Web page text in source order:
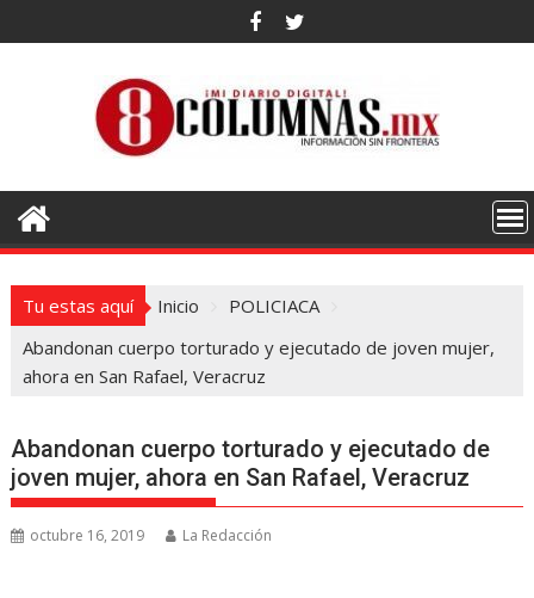
al
Tu estas aquí Inicio
POLICIACA
Abandonan cuerpo torturado y ejecutado de joven mujer,
ahora en San Rafael, Veracruz
Abandonan cuerpo torturado y ejecutado de
joven mujer, ahora en San Rafael, Veracruz
octubre 16, 2019 La Redacción